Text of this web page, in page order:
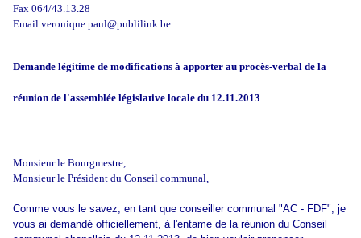
Fax 064/43.13.28
Email veronique.paul@publilink.be
Demande légitime de modifications à apporter au procès-verbal de la
réunion de l'assemblée législative locale du 12.11.2013
Monsieur le Bourgmestre,
Monsieur le Président du Conseil communal,
Comme vous le savez, en tant que conseiller communal "AC - FDF", je
vous ai demandé officiellement, à l'entame de la réunion du Conseil